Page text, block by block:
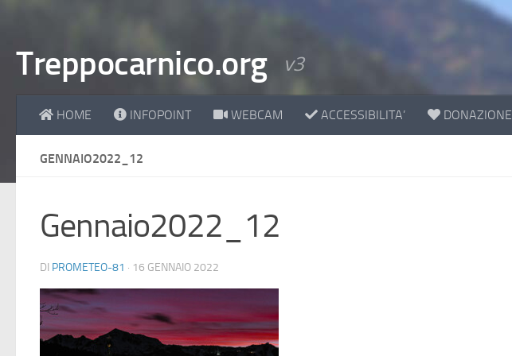
Treppocarnico.org v3
HOME INFOPOINT WEBCAM ACCESSIBILITA’ DONAZIONE
GENNAIO2022_12
Gennaio2022_12
DI PROMETEO-81 · 16 GENNAIO 2022